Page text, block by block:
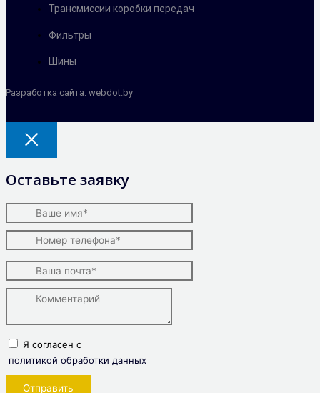
Трансмиссии коробки передач
Фильтры
Шины
Разработка сайта: webdot.by
Оставьте заявку
Я согласен с
политикой обработки данных
Отправить